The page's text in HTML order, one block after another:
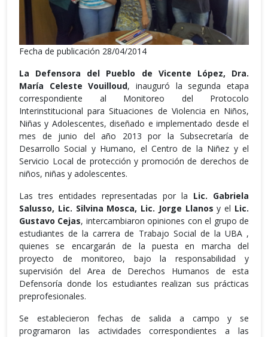
Fecha de publicación 28/04/2014
La Defensora del Pueblo de Vicente López, Dra.
María Celeste Vouilloud, inauguró la segunda etapa
correspondiente al Monitoreo del Protocolo
Interinstitucional para Situaciones de Violencia en Niños,
Niñas y Adolescentes, diseñado e implementado desde el
mes de junio del año 2013 por la Subsecretaría de
Desarrollo Social y Humano, el Centro de la Niñez y el
Servicio Local de protección y promoción de derechos de
niños, niñas y adolescentes.
Las tres entidades representadas por la Lic. Gabriela
Salusso, Lic. Silvina Mosca, Lic. Jorge Llanosy el Lic.
Gustavo Cejas, intercambiaron opiniones con el grupo de
estudiantes de la carrera de Trabajo Social de la UBA ,
quienes se encargarán de la puesta en marcha del
proyecto de monitoreo, bajo la responsabilidad y
supervisión del Area de Derechos Humanos de esta
Defensoría donde los estudiantes realizan sus prácticas
preprofesionales.
Se establecieron fechas de salida a campo y se
programaron las actividades correspondientes a las